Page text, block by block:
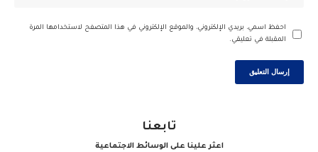
احفظ اسمي، بريدي الإلكتروني، والموقع الإلكتروني في هذا المتصفح لاستخدامها المرة
المقبلة في تعليقي.
تابعنا
اعثر علينا على الوسائط الاجتماعية